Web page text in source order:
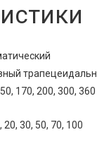
170, 200, 300, 360
20, 30, 50, 70, 100